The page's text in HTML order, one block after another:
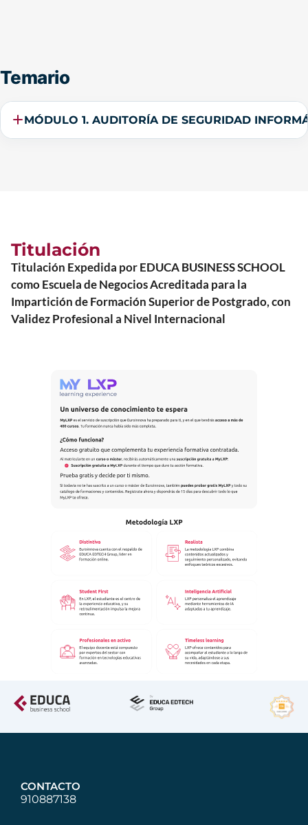
Temario
MÓDULO 1. AUDITORÍA DE SEGURIDAD
Titulación
Titulación Expedida por EDUCA BUSINESS SCHOOL
como Escuela de Negocios Acreditada para la
Impartición de Formación Superior de Postgrado, con
Validez Profesional a Nivel Internacional
CONTACTO
910887138